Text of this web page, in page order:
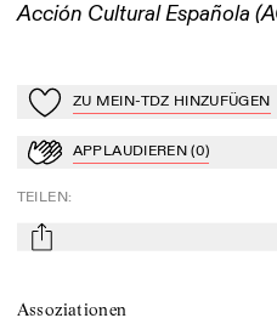
Acción Cultural Española
Zu Mein-TdZ hinzufügen
ZU MEIN-TDZ HINZUFÜGEN
ApplaudierenAPPLAUDIEREN (0)
TEILEN:
mail
Assoziationen